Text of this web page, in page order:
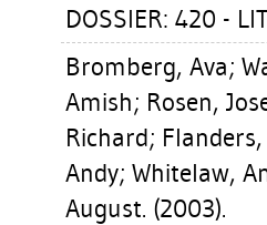
DOSSIER: 420 -
Bromberg, Ava;
Amish; Rosen,
Richard;
Andy; Whitelaw,
August. (2003).